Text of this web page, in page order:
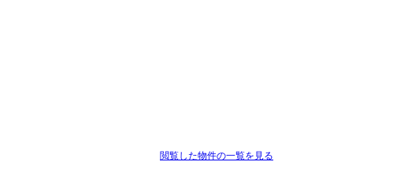
閲覧した物件の一覧を見る